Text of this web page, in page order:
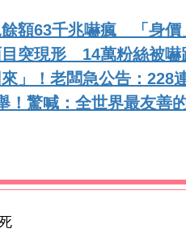
額63千兆嚇瘋 「身價
目突現形 14萬粉絲被嚇
」！老闆急公告：228
！驚喊：全世界最友善